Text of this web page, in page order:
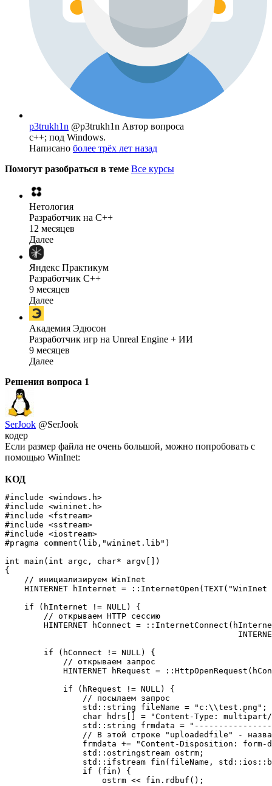
p3trukh1n @p3trukh1n Автор вопроса
c++; под Windows.
Написано более трёх лет назад
Помогут разобраться в теме Все курсы
Нетология
Разработчик на C++
12 месяцев
Далее
Яндекс Практикум
Разработчик C++
9 месяцев
Далее
Академия Эдюсон
Разработчик игр на Unreal Engine + ИИ
9 месяцев
Далее
Решения вопроса 1
SerJook @SerJook
кодер
Если размер файла не очень большой, можно попробовать с
помощью WinInet:
КОД
#include <windows.h>
#include <wininet.h>
#include <fstream>
#include <sstream>
#include <iostream>
#pragma comment(lib,"wininet.lib")
int main(int argc, char* argv[])
{
    // инициализируем WinInet
HINTERNET hInternet =
    if (hInternet != NULL) {
        // открываем HTTP сессию
HINTERNET hConnect =
        if (hConnect != NULL) {
            // открываем запрос
HINTERNET hRequest =
            if (hRequest != NULL) {
                // посылаем запрос
std::string fileName = "c:\\test.png";
char hdrs[] = "Content-Type:
std::string frmdata =
// В этой строке "uploadedfile" -
frmdata += "Content-Disposition:
                std::ostringstream ostrm;
std::ifstream fin(fileName,
                if (fin) {
                    ostrm << fin.rdbuf();